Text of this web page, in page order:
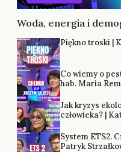
Woda, energia i
Piękno troski |
Co wiemy o
hab. Maria
Jak kryzys
człowieka? |
System ETS2.
Patryk